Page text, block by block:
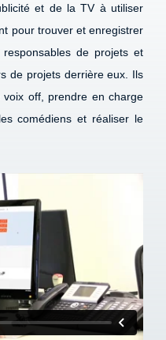
et de la TV à utiliser
pour trouver et enregistrer
de projets et
de projets derrière eux. Ils
off, prendre en charge
comédiens et réaliser le